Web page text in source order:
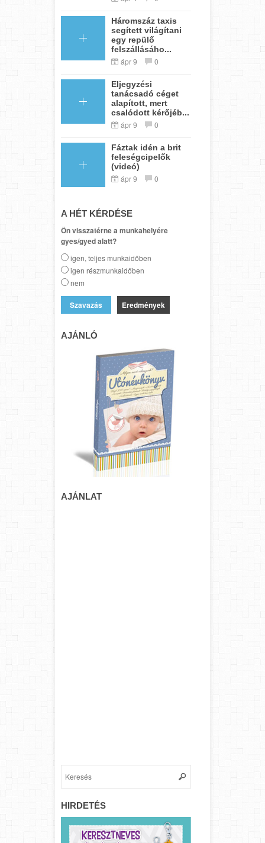
Háromszáz taxis
segített világítani
egy repülő
felszállásáho...
ápr 9 0
Eljegyzési
tanácsadó céget
alapított, mert
csalódott kérőjéb...
ápr 9 0
Fáztak idén a brit
feleségcipelők
(videó)
ápr 9 0
A HÉT KÉRDÉSE
Ön visszatérne a munkahelyére
gyes/gyed alatt?
igen, teljes munkaidőben
igen részmunkaidőben
nem
Eredmények
AJÁNLÓ
AJÁNLAT
HIRDETÉS